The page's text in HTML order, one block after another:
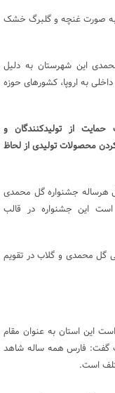
به صورت غنچه و گلبرگ خشک
این شهرستان به دلیل
به اروپا، کشورهای حوزه
از تولیدکنندگان و
محصولات تولیدی از لحاظ
هرساله جشنواره گل محمدی
است این جشنواره در قالب
روز ملی گل محمدی و گلاب در تقویم
این استان به عنوان مقام
گفت: فارس همه ساله شاهد
است.